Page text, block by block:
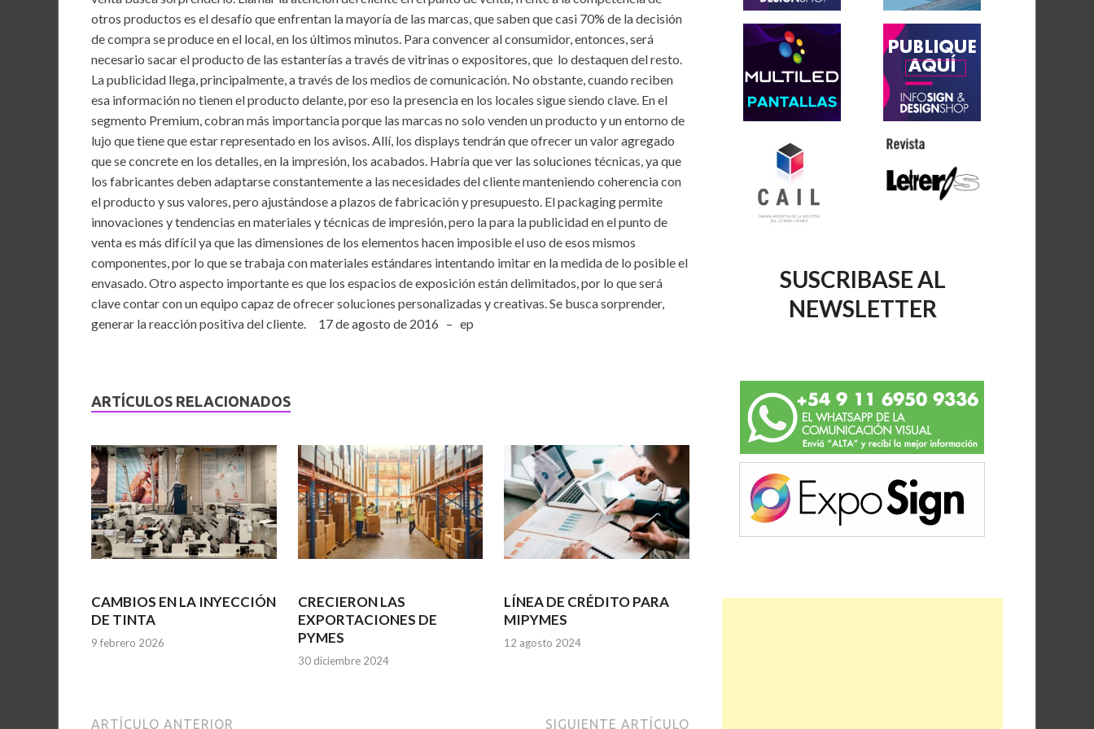
b
o
o
k
er l
s
A
p
p
dI
n
otros productos es el desafío que enfrentan la mayoría de las marcas, que saben que casi 70% de la decisión
de compra se produce en el local, en los últimos minutos. Para convencer al consumidor, entonces, será
necesario sacar el producto de las estanterías a través de vitrinas o expositores, que lo destaquen del resto.
La publicidad llega, principalmente, a través de los medios de comunicación. No obstante, cuando reciben
esa información no tienen el producto delante, por eso la presencia en los locales sigue siendo clave. En el
segmento Premium, cobran más importancia porque las marcas no solo venden un producto y un entorno de
lujo que tiene que estar representado en los avisos. Allí, los displays tendrán que ofrecer un valor agregado
que se concrete en los detalles, en la impresión, los acabados. Habría que ver las soluciones técnicas, ya que
los fabricantes deben adaptarse constantemente a las necesidades del cliente manteniendo coherencia con
el producto y sus valores, pero ajustándose a plazos de fabricación y presupuesto. El packaging permite
innovaciones y tendencias en materiales y técnicas de impresión, pero la para la publicidad en el punto de
venta es más difícil ya que las dimensiones de los elementos hacen imposible el uso de esos mismos
componentes, por lo que se trabaja con materiales estándares intentando imitar en la medida de lo posible el
envasado. Otro aspecto importante es que los espacios de exposición están delimitados, por lo que será
clave contar con un equipo capaz de ofrecer soluciones personalizadas y creativas. Se busca sorprender,
generar la reacción positiva del cliente. 17 de agosto de 2016 – ep
ARTÍCULOS RELACIONADOS
CAMBIOS EN LA INYECCIÓN
DE TINTA
9 febrero 2026
CRECIERON LAS
EXPORTACIONES DE
PYMES
30 diciembre 2024
LÍNEA DE CRÉDITO PARA
MIPYMES
12 agosto 2024
ARTÍCULO ANTERIOR SIGUIENTE ARTÍCULO
SUSCRIBASE AL
NEWSLETTER